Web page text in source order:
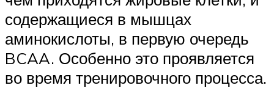
содержащиеся в мышцах
аминокислоты, в первую очередь
BCAA. Особенно это проявляется
во время тренировочного процесса.